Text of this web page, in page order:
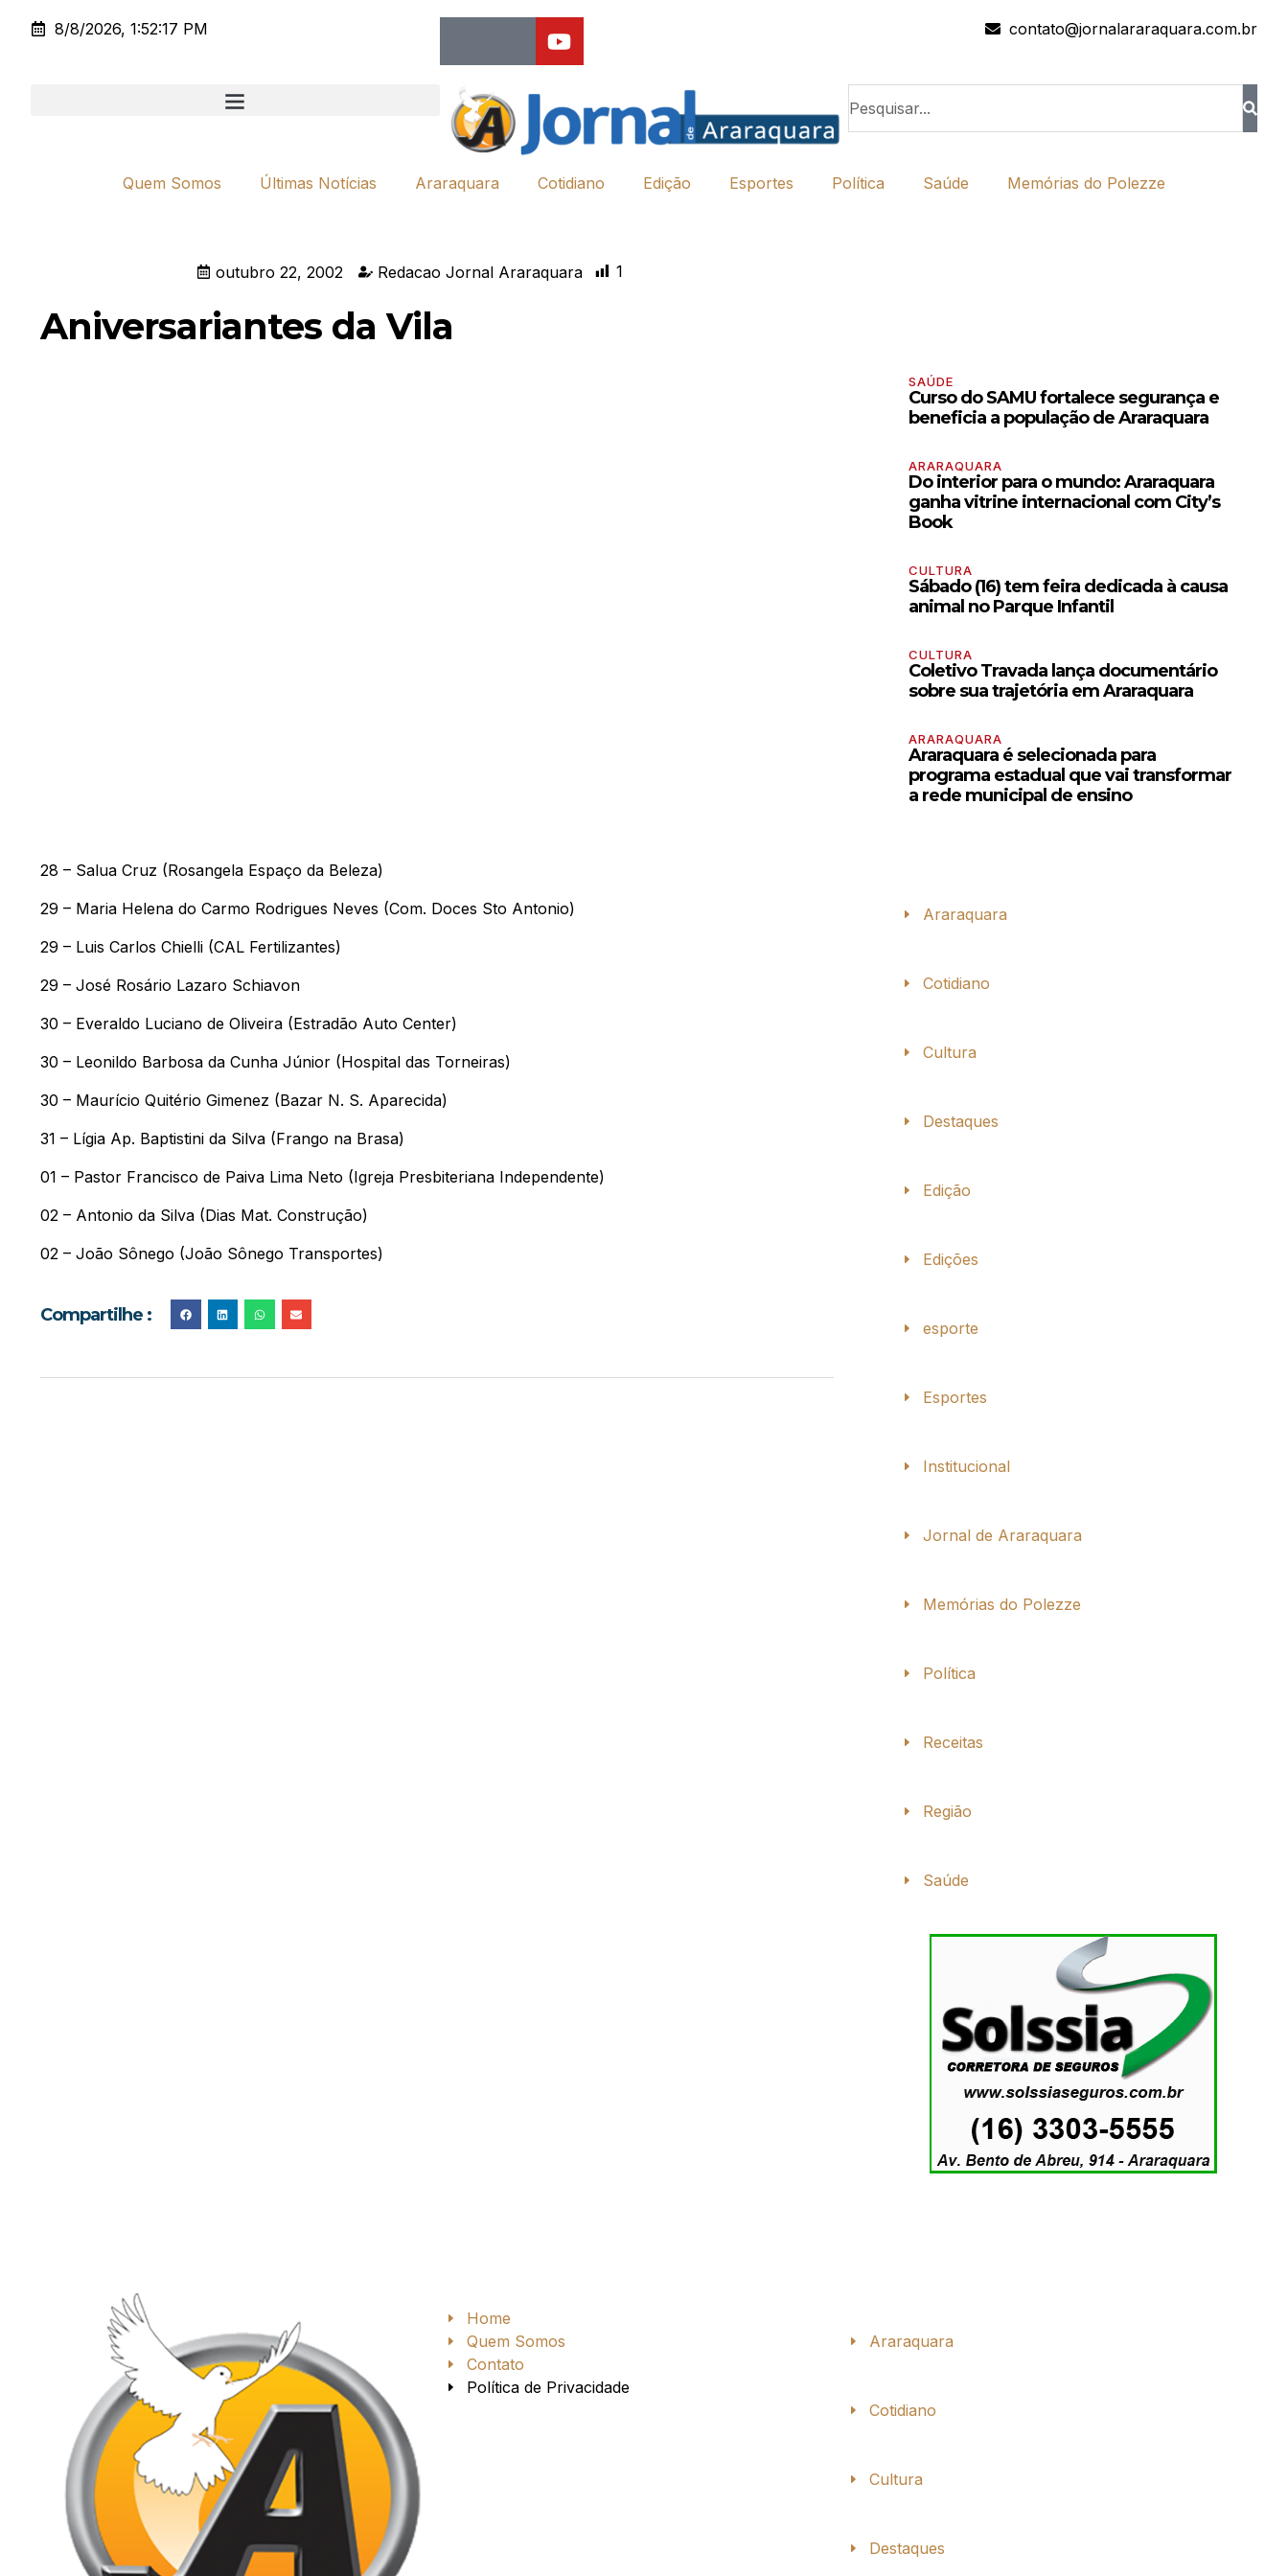
8/8/2026, 1:52:17 PM contato@jornalararaquara.com.br
Quem Somos Últimas Notícias Araraquara Cotidiano Edição Esportes Política Saúde Memórias do Polezze
outubro 22, 2002 Redacao Jornal Araraquara 1
Aniversariantes da Vila
28 – Salua Cruz (Rosangela Espaço da Beleza)
29 – Maria Helena do Carmo Rodrigues Neves (Com. Doces Sto Antonio)
29 – Luis Carlos Chielli (CAL Fertilizantes)
29 – José Rosário Lazaro Schiavon
30 – Everaldo Luciano de Oliveira (Estradão Auto Center)
30 – Leonildo Barbosa da Cunha Júnior (Hospital das Torneiras)
30 – Maurício Quitério Gimenez (Bazar N. S. Aparecida)
31 – Lígia Ap. Baptistini da Silva (Frango na Brasa)
01 – Pastor Francisco de Paiva Lima Neto (Igreja Presbiteriana Independente)
02 – Antonio da Silva (Dias Mat. Construção)
02 – João Sônego (João Sônego Transportes)
Compartilhe :
SAÚDE
Curso do SAMU fortalece segurança e
beneficia a população de Araraquara
ARARAQUARA
Do interior para o mundo: Araraquara
ganha vitrine internacional com City’s
Book
CULTURA
Sábado (16) tem feira dedicada à causa
animal no Parque Infantil
CULTURA
Coletivo Travada lança documentário
sobre sua trajetória em Araraquara
ARARAQUARA
Araraquara é selecionada para
programa estadual que vai transformar
a rede municipal de ensino
Araraquara
Cotidiano
Cultura
Destaques
Edição
Edições
esporte
Esportes
Institucional
Jornal de Araraquara
Memórias do Polezze
Política
Receitas
Região
Saúde
Home
Quem Somos
Contato
Política de Privacidade
Araraquara
Cotidiano
Cultura
Destaques